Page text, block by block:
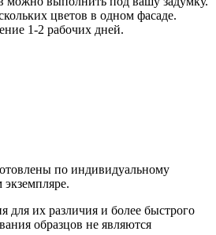
цветов в одном фасаде.
1-2 рабочих дней.
по индивидуальному
для их различия и более быстрого
образцов не являются